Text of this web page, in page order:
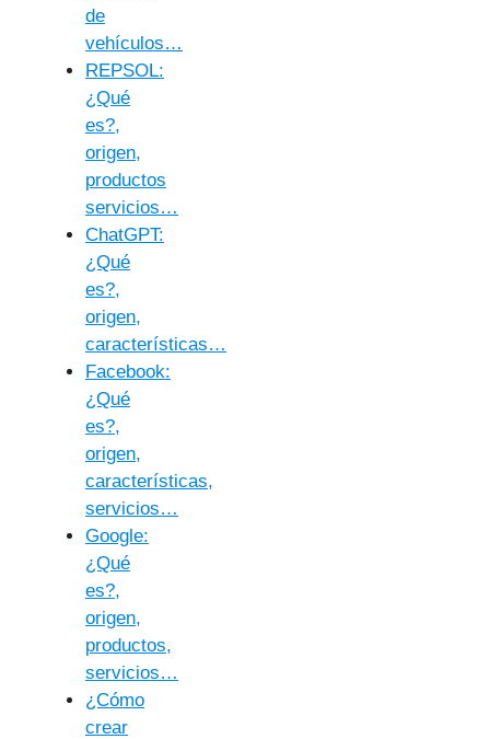
de
vehículos…
REPSOL:
¿Qué
es?,
origen,
productos
servicios…
ChatGPT:
¿Qué
es?,
origen,
características…
Facebook:
¿Qué
es?,
origen,
características,
servicios…
Google:
¿Qué
es?,
origen,
productos,
servicios…
¿Cómo
crear